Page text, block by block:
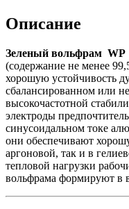
Описание
Зеленый вольфрам WP
(содержание не менее
хорошую устойчивость
сбалансированном или
высокочастотной
электроды
синусоидальном токе
они обеспечивают
аргоновой, так и в
тепловой нагрузки
вольфрама формируют в